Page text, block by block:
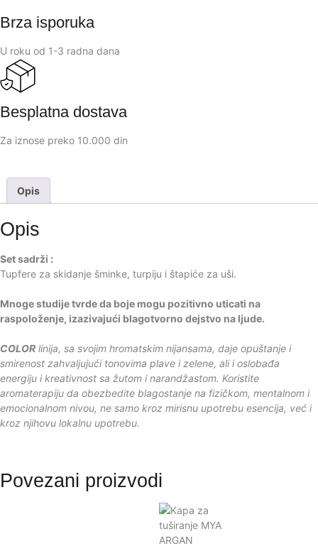
Brza isporuka
U roku od 1-3 radna dana
Besplatna dostava
Za iznose preko 10.000 din
Opis
Opis
Set sadrži :
Tupfere za skidanje šminke, turpiju i štapiće za uši.
Mnoge studije tvrde da boje mogu pozitivno uticati na
raspoloženje, izazivajući blagotvorno dejstvo na ljude.
COLOR linija, sa svojim hromatskim nijansama, daje opuštanje i
smirenost zahvaljujući tonovima plave i zelene, ali i oslobađa
energiju i kreativnost sa žutom i narandžastom. Koristite
aromaterapiju da obezbedite blagostanje na fizičkom, mentalnom i
emocionalnom nivou, ne samo kroz mirisnu upotrebu esencija, već i
kroz njihovu lokalnu upotrebu.
Povezani proizvodi